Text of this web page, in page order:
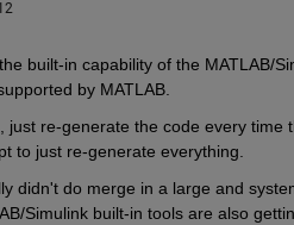
built-in capability of the MATLAB/
by MATLAB.
just re-generate the code every time
to just re-generate everything.
didn't do merge in a large and
Simulink built-in tools are also